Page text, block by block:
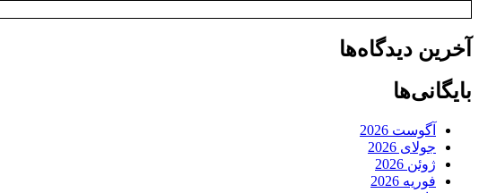
آخرین دیدگاه‌ها
بایگانی‌ها
آگوست 2026
جولای 2026
ژوئن 2026
فوریه 2026